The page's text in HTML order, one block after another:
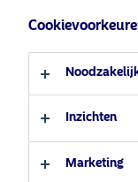
Beleggerstype
Particuliere
Inzichten
Marketing